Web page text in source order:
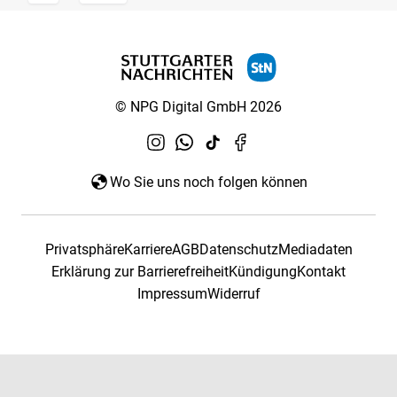
© NPG Digital GmbH 2026
Wo Sie uns noch folgen können
PrivatsphäreKarriereAGBDatenschutzMediadaten
Erklärung zur BarrierefreiheitKündigungKontakt
ImpressumWiderruf